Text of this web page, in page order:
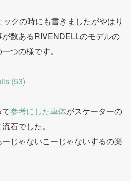
クの時にも書きましたがやはり
が数あるRIVENDELLのモデルの
つの様です。
参考にした車体がスケーターの
石でした。
じゃないこーじゃないするの楽